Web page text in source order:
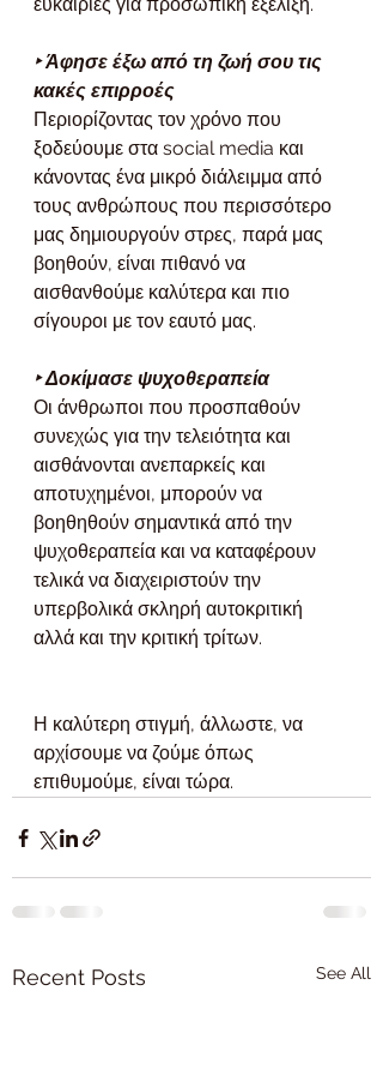
‣ Άφησε έξω από τη ζωή σου τις
κακές επιρροές
Περιορίζοντας τον χρόνο που
ξοδεύουμε στα social media και
κάνοντας ένα μικρό διάλειμμα από
τους ανθρώπους που περισσότερο
μας δημιουργούν στρες, παρά μας
βοηθούν, είναι πιθανό να
αισθανθούμε καλύτερα και πιο
σίγουροι με τον εαυτό μας.
‣ Δοκίμασε ψυχοθεραπεία
Οι άνθρωποι που προσπαθούν
συνεχώς για την τελειότητα και
αισθάνονται ανεπαρκείς και
αποτυχημένοι, μπορούν να
βοηθηθούν σημαντικά από την
ψυχοθεραπεία και να καταφέρουν
τελικά να διαχειριστούν την
υπερβολικά σκληρή αυτοκριτική
αλλά και την κριτική τρίτων.
Η καλύτερη στιγμή, άλλωστε, να
αρχίσουμε να ζούμε όπως
επιθυμούμε, είναι τώρα.
Recent Posts See All